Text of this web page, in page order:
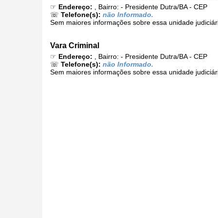
☞ Endereço: , Bairro: - Presidente Dutra/BA - CEP
☏ Telefone(s): não Informado.
Sem maiores informações sobre essa unidade
Vara Criminal
☞ Endereço: , Bairro: - Presidente Dutra/BA - CEP
☏ Telefone(s): não Informado.
Sem maiores informações sobre essa unidade